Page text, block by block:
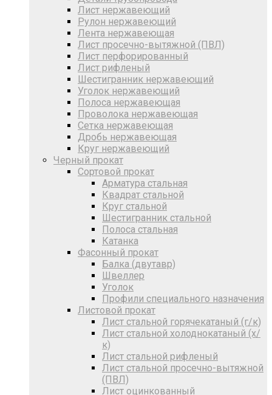
Лист нержавеющий
Рулон нержавеющий
Лента нержавеющая
Лист просечно-вытяжной (ПВЛ)
Лист перфорированный
Лист рифленый
Шестигранник нержавеющий
Уголок нержавеющий
Полоса нержавеющая
Проволока нержавеющая
Сетка нержавеющая
Дробь нержавеющая
Круг нержавеющий
Черный прокат
Сортовой прокат
Арматура стальная
Квадрат стальной
Круг стальной
Шестигранник стальной
Полоса стальная
Катанка
Фасонный прокат
Балка (двутавр)
Швеллер
Уголок
Профили специального назначения
Листовой прокат
Лист стальной горячекатаный (г/к)
Лист стальной холоднокатаный (х/
к)
Лист стальной рифленый
Лист стальной просечно-вытяжной
(ПВЛ)
Лист оцинкованный